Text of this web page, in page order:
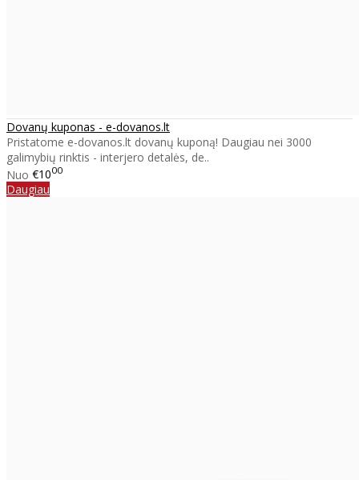
Dovanų kuponas - e-dovanos.lt
Pristatome e-dovanos.lt dovanų kuponą! Daugiau nei 3000
galimybių rinktis - interjero detalės, de..
Nuo €1000
Daugiau